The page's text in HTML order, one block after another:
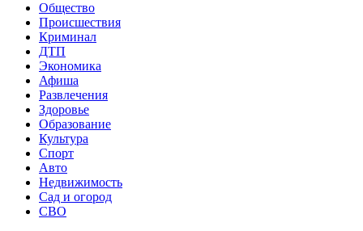
Общество
Происшествия
Криминал
ДТП
Экономика
Афиша
Развлечения
Здоровье
Образование
Культура
Спорт
Авто
Недвижимость
Сад и огород
СВО